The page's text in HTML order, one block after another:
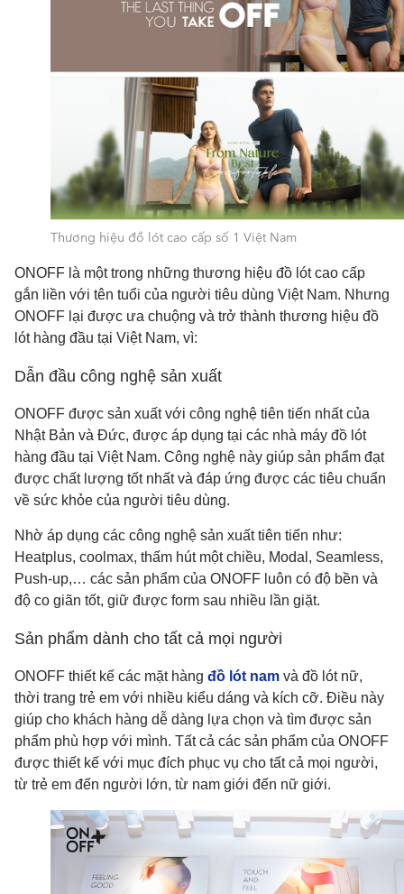
Thương hiệu đồ lót cao cấp số 1 Việt Nam
ONOFF là một trong những thương hiệu đồ lót cao cấp
gắn liền với tên tuổi của người tiêu dùng Việt Nam. Nhưng
ONOFF lại được ưa chuộng và trở thành thương hiệu đồ
lót hàng đầu tại Việt Nam, vì:
Dẫn đầu công nghệ sản xuất
ONOFF được sản xuất với công nghệ tiên tiến nhất của
Nhật Bản và Đức, được áp dụng tại các nhà máy đồ lót
hàng đầu tại Việt Nam. Công nghệ này giúp sản phẩm đạt
được chất lượng tốt nhất và đáp ứng được các tiêu chuẩn
về sức khỏe của người tiêu dùng.
Nhờ áp dụng các công nghệ sản xuất tiên tiến như:
Heatplus, coolmax, thấm hút một chiều, Modal, Seamless,
Push-up,… các sản phẩm của ONOFF luôn có độ bền và
độ co giãn tốt, giữ được form sau nhiều lần giặt.
Sản phẩm dành cho tất cả mọi người
ONOFF thiết kế các mặt hàng đồ lót nam và đồ lót nữ,
thời trang trẻ em với nhiều kiểu dáng và kích cỡ. Điều này
giúp cho khách hàng dễ dàng lựa chọn và tìm được sản
phẩm phù hợp với mình. Tất cả các sản phẩm của ONOFF
được thiết kế với mục đích phục vụ cho tất cả mọi người,
từ trẻ em đến người lớn, từ nam giới đến nữ giới.